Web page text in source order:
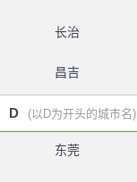
长治
昌吉
D (以D为开头的城市名)
东莞